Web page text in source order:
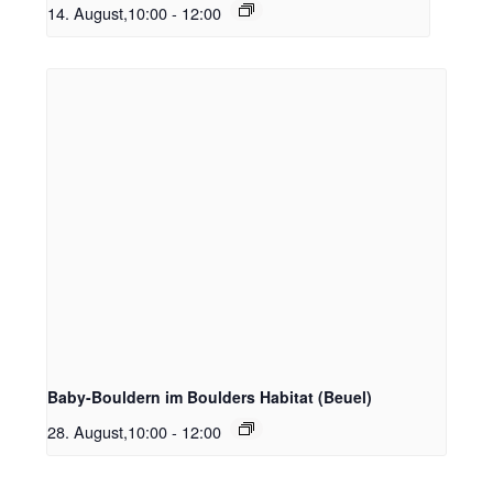
14. August,10:00 - 12:00
Baby-Bouldern im Boulders Habitat (Beuel)
28. August,10:00 - 12:00